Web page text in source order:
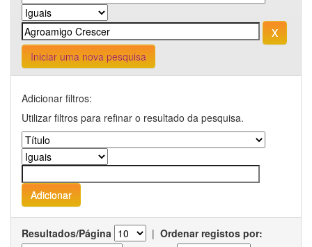
Iniciar uma nova pesquisa
Adicionar filtros:
Utilizar filtros para refinar o resultado da pesquisa.
Resultados/Página | Ordenar registos por: